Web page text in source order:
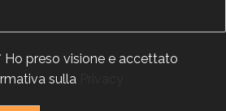
Ho preso visione e accettato
sulla